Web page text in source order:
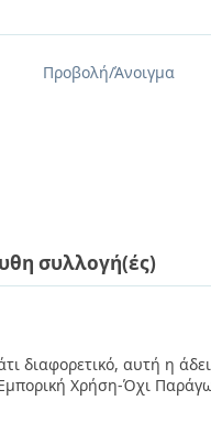
Προβολή/Άνοιγμα
συλλογή(ές)
διαφορετικό, αυτή η
Χρήση-Όχι